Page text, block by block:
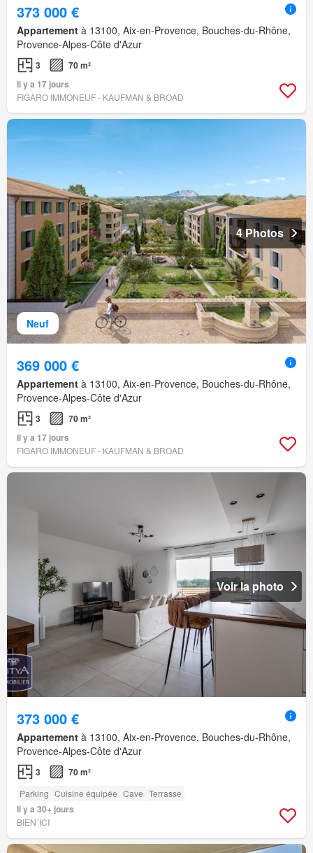
373 000 €
Appartement à 13100, Aix-en-Provence, Bouches-du-Rhône,
Provence-Alpes-Côte d'Azur
3
70 m²
Il y a 17 jours
FIGARO IMMONEUF - KAUFMAN & BROAD
Neuf
4 Photos
369 000 €
Appartement à 13100, Aix-en-Provence, Bouches-du-Rhône,
Provence-Alpes-Côte d'Azur
3
70 m²
Il y a 17 jours
FIGARO IMMONEUF - KAUFMAN & BROAD
Voir la photo
373 000 €
Appartement à 13100, Aix-en-Provence, Bouches-du-Rhône,
Provence-Alpes-Côte d'Azur
3 70 m²
Parking Cuisine équipée Cave Terrasse
Il y a 30+ jours
BIEN´ICI